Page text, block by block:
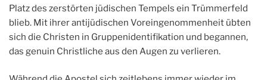
Platz des zerstörten jüdischen Tempels ein Trümmerfeld
blieb. Mit ihrer antijüdischen Voreingenommenheit übten
sich die Christen in Gruppenidentifikation und begannen,
das genuin Christliche aus den Augen zu verlieren.